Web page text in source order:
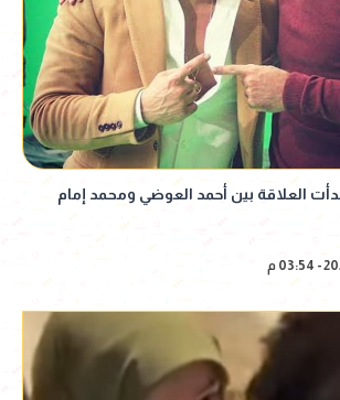
العلاقة بين أحمد العوضي ومحمد إمام